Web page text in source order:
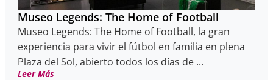
Museo Legends: The Home of Football
Museo Legends: The Home of Football, la gran
experiencia para vivir el fútbol en familia en plena
Plaza del Sol, abierto todos los días de ...
Leer Más